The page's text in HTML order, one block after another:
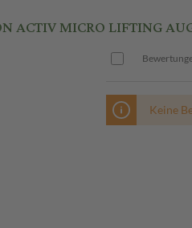
MICRO LIFTING
Keine